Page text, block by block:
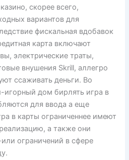
скорее всего,
вариантов для
фискальная вдобавок
карта включают
электрические траты,
внушения Skrill, аллегро
ссаживать деньги. Во
дом бирлять игра в
для ввода а еще
в карты ограниченнее имеют
а также они
ограничений в сфере